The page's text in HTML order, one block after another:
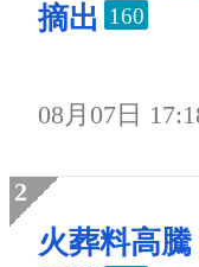
摘出 160
08月07日
火葬料高